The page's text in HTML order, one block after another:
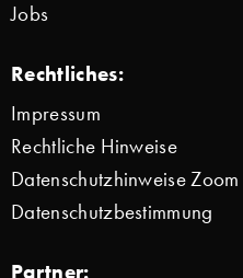
Jobs
Rechtliches:
Impressum
Rechtliche Hinweise
Datenschutzhinweise Zoom
Datenschutzbestimmung
Partner: